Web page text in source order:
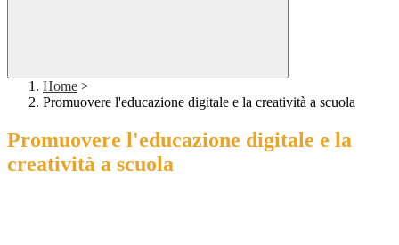
Home >
Promuovere l'educazione digitale e la creatività a scuola
Promuovere l'educazione digitale e la
creatività a scuola